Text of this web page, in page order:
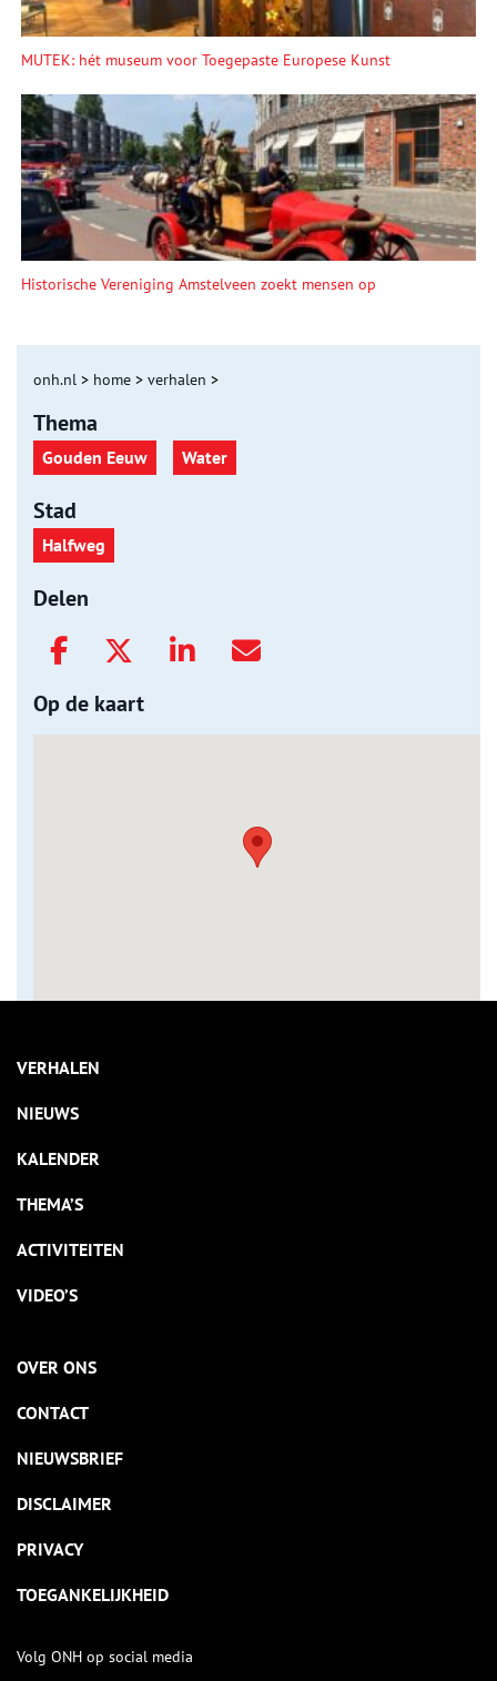
MUTEK: hét museum voor Toegepaste Europese Kunst
Historische Vereniging Amstelveen zoekt mensen op
onh.nl > home > verhalen >
Thema
Gouden Eeuw Water
Stad
Halfweg
Delen
Op de kaart
VERHALEN
NIEUWS
KALENDER
THEMA’S
ACTIVITEITEN
VIDEO’S
OVER ONS
CONTACT
NIEUWSBRIEF
DISCLAIMER
PRIVACY
TOEGANKELIJKHEID
Volg ONH op social media